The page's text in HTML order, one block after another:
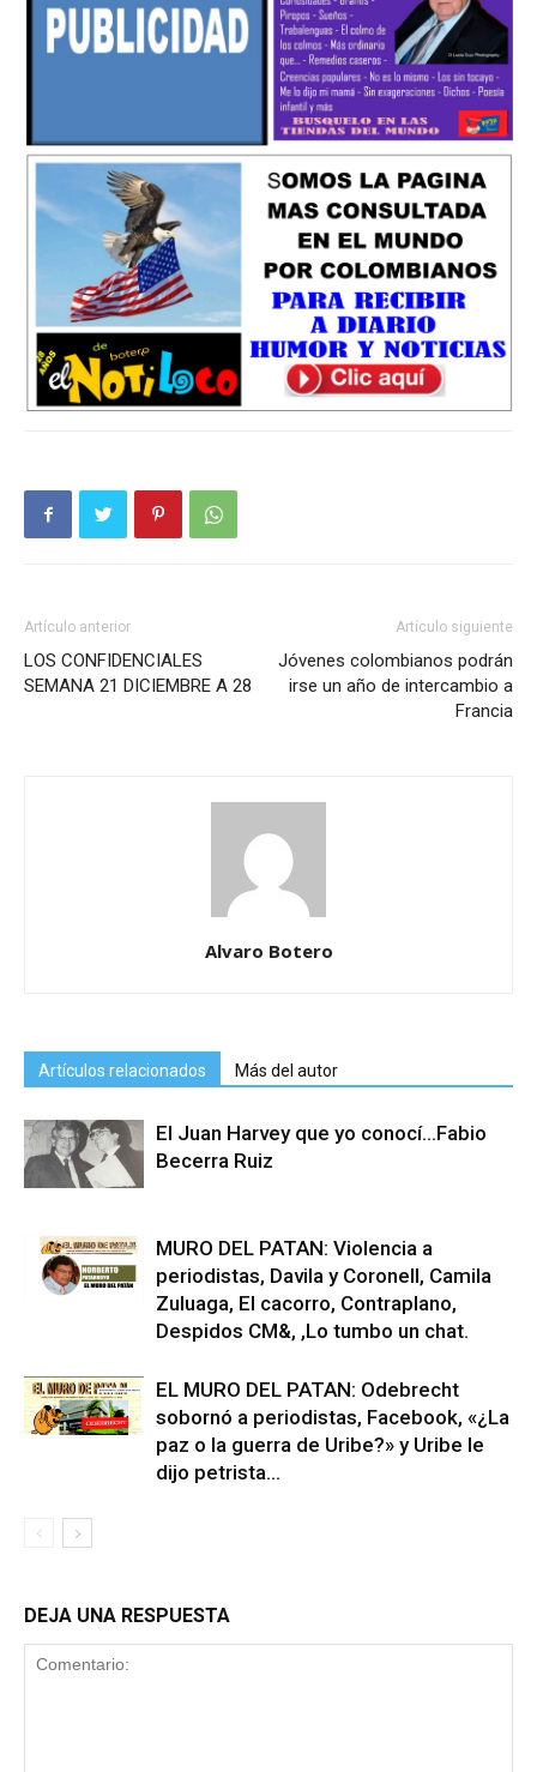
Artículo anterior
LOS CONFIDENCIALES
SEMANA 21 DICIEMBRE A 28
Artículo siguiente
Jóvenes colombianos podrán
irse un año de intercambio a
Francia
Alvaro Botero
Artículos relacionados Más del autor
El Juan Harvey que yo conocí…Fabio
Becerra Ruiz
MURO DEL PATAN: Violencia a
periodistas, Davila y Coronell, Camila
Zuluaga, El cacorro, Contraplano,
Despidos CM&, ,Lo tumbo un chat.
EL MURO DEL PATAN: Odebrecht
sobornó a periodistas, Facebook, «¿La
paz o la guerra de Uribe?» y Uribe le
dijo petrista...
DEJA UNA RESPUESTA